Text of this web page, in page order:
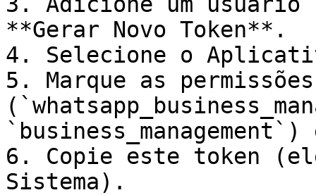
**Gerar Novo Token**.
4. Selecione o
5. Marque as permissões
6. Copie este token
Sistema).